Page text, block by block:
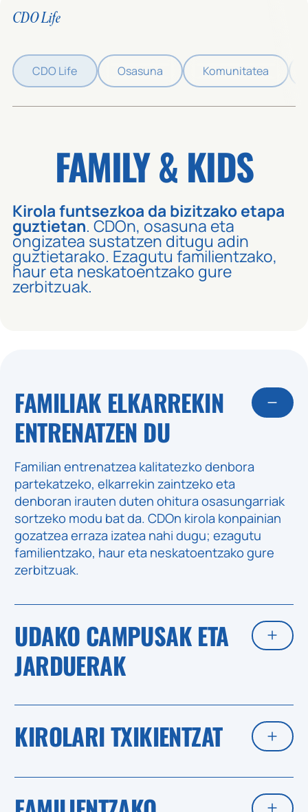
CDO Life
CDO Life Osasuna Komunitatea
FAMILY & KIDS
Kirola funtsezkoa da bizitzako etapa
guztietan. CDOn, osasuna eta
ongizatea sustatzen ditugu adin
guztietarako. Ezagutu familientzako,
haur eta neskatoentzako gure
zerbitzuak.
FAMILIAK ELKARREKIN
ENTRENATZEN DU
Familian entrenatzea kalitatezko denbora
partekatzeko, elkarrekin zaintzeko eta
denboran irauten duten ohitura osasungarriak
sortzeko modu bat da. CDOn kirola konpainian
gozatzea erraza izatea nahi dugu; ezagutu
familientzako, haur eta neskatoentzako gure
zerbitzuak.
UDAKO CAMPUSAK ETA
JARDUERAK
KIROLARI TXIKIENTZAT